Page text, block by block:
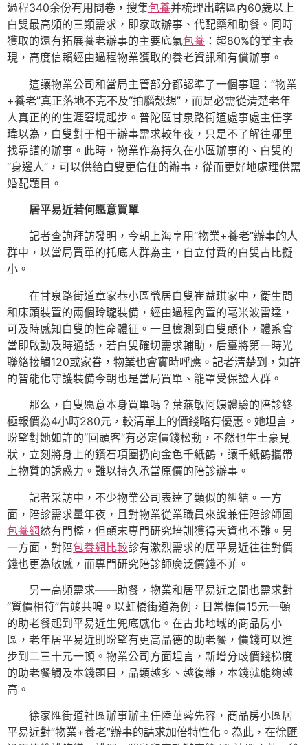
過程340余份有用問卷，搜集包養并梳理出轄區內60歲以上
白叟最高頻的三類需求，即家政辦事、代配藥和助餐。同時
獲取的還有拓展養老辦事的主要底氣包養 ：超80%的業主表
現，高度信賴經由過程物業獲取的養老資訊和有償辦事。
這讓物業公司和當局主管部分都認準了一個事理：“物業
+養老”真正落地不克不及“拍腦殼想”，而是必需從清楚老年
人真正的的生涯窘境起步。普陀區甘泉路街道處事處主任李
瑋以為，白叟對于相干辦事需求較年夜，只是不了解往哪里
找靠譜的辦事。此時，物業作為持久在小區辦事的、白叟的
“身邊人”，可以供給白叟更信任的辦事，從而更好地處理供需
婚配題目。
居平易近若何愿意買單
記者查詢拜訪發明，今朝上海享用“物業+養老”辦事的人
群中，以當局買單的托底人群為主，自立付費的白叟占比擬
小。
在甘泉路街道章家巷小區煢居白叟崔益琪家中，衛生間
和床頭裝置的兩個玲瓏裝備，經由過程內置的毫米波雷達，
可及時感知白叟的性命體征。一旦檢測到白叟顛仆，體系會
當即啟動及時通話，若白叟確切需求輔助，后臺將第一時光
聯絡接觸120或家眷，物業也會實時呼應。記者清楚到，如許
的智能化守護裝備今朝也是當局買單、籠罩受保證人群。
那么，白叟愿意本身買單嗎？葉燕敏阿姨體驗的陪診終
極報價為4小時280元，較清單上的價錢略有優惠。她坦言，
盼望對她如許的“回頭客”有必定價錢松動，不然也牛土豪見
狀，立刻將身上的鑽石項圈扔向金色千紙鶴，讓千紙鶴攜帶
上物質的誘惑力。難以持久承當原價的陪診辦事。
記者采訪中，不少物業公司表達了類似的糾結。一方
面，陪診需求量年夜，且對物業從業職員來說兼任陪診師固
包養網然有門檻，但顛末專門研究培訓獲得天資也不難。另
一方面，對陪包養網比較診有激烈需求的居平易近往往對價
錢也更為敏感，而專門研究陪診師廣泛價錢不菲。
另一高頻需求——助餐，物業和居平易近之間也需求對
“質價相符”告竣共鳴。以虹橋街道為例，日常標價15元一頓
的助老餐起到平易近生兜底感化。在古北地域的商品房小
區，老年居平易近則盼望有更高品德的助老餐，價錢可以進
步到二三十元一頓。物業公司方面坦言，新增分歧價錢梯度
的助老餐觸及本錢題目，品類越多、越復雜，本錢就能夠越
高。
徐家匯街道社區辦事辦主任陸華蓉先容，商品房小區居
平易近對“物業+養老”辦事的請求加倍特性化。為此，在徐匯